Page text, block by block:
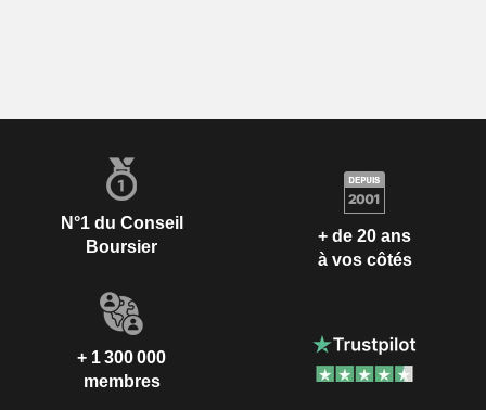
N°1 du Conseil
Boursier
+ de 20 ans
à vos côtés
+ 1 300 000
membres